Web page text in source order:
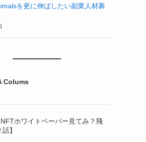
を更に伸ばしたい副業人材募
Colums
NFTホワイトペーパー見てみ？飛
】